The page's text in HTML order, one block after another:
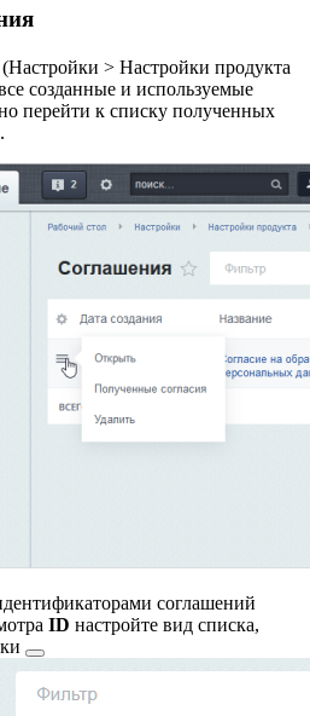
(Настройки > Настройки продукта
созданные и используемые
перейти к списку полученных
соглашений
ID настройте вид списка,